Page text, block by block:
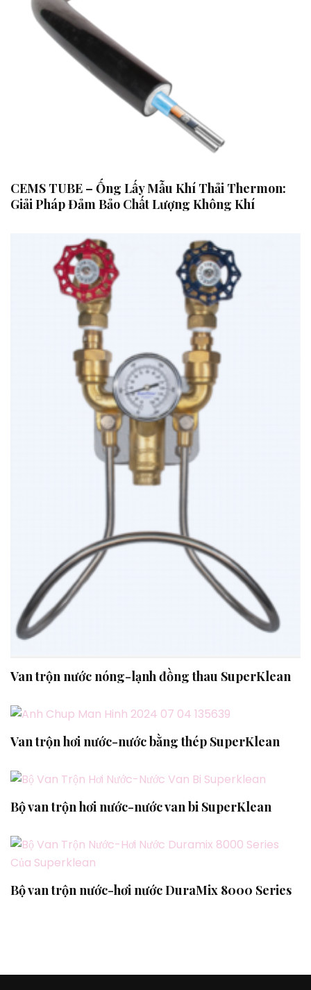
CEMS TUBE – Ống Lấy Mẫu Khí Thải Thermon:
Giải Pháp Đảm Bảo Chất Lượng Không Khí
Van trộn nước nóng-lạnh đồng thau SuperKlean
Van trộn hơi nước-nước bằng thép SuperKlean
Bộ van trộn hơi nước-nước van bi SuperKlean
Bộ van trộn nước-hơi nước DuraMix 8000 Series